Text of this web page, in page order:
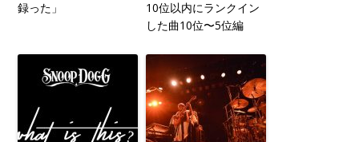
録った」
10位以内にランクイン
した曲10位〜5位編